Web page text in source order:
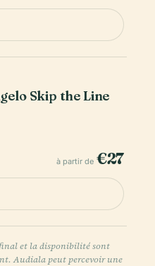
Skip the Line
à partir de €27
et la disponibilité sont
Audiala peut percevoir une